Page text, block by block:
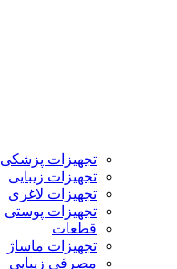
تجهیزات پزشکی
تجهیزات زیبایی
تجهیزات لاغری
تجهیزات پوستی
قطعات
تجهیزات ماساژ
مصرفی زیبایی